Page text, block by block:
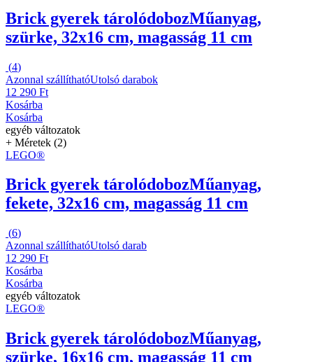
Brick gyerek tárolódobozMűanyag,
szürke, 32x16 cm, magasság 11 cm
(4)
Azonnal szállíthatóUtolsó darabok
12 290 Ft
Kosárba
Kosárba
egyéb változatok
+ Méretek (2)
LEGO®
Brick gyerek tárolódobozMűanyag,
fekete, 32x16 cm, magasság 11 cm
(6)
Azonnal szállíthatóUtolsó darab
12 290 Ft
Kosárba
Kosárba
egyéb változatok
LEGO®
Brick gyerek tárolódobozMűanyag,
szürke, 16x16 cm, magasság 11 cm